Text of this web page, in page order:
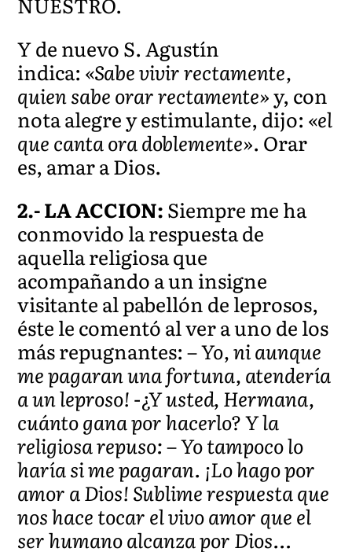
Y de nuevo S. Agustín
indica: «Sabe vivir rectamente,
quien sabe orar rectamente»y, con
nota alegre y estimulante, dijo: «el
que canta ora doblemente». Orar
es, amar a Dios.
2.- LA ACCION:Siempre me ha
conmovido la respuesta de
aquella religiosa que
acompañando a un insigne
visitante al pabellón de leprosos,
éste le comentó al ver a uno de los
más repugnantes:– Yo, ni aunque
me pagaran una fortuna, atendería
a un leproso! -¿Y usted, Hermana,
cuánto gana por hacerlo? Y la
religiosa repuso: – Yo tampoco lo
haría si me pagaran. ¡Lo hago por
amor a Dios! Sublime respuesta que
nos hace tocar el vivo amor que el
ser humano alcanza por Dios…